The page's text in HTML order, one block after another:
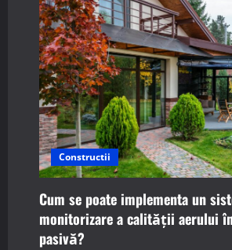
Constructii
Cum se poate implementa un
monitorizare a calității aerului
pasivă?